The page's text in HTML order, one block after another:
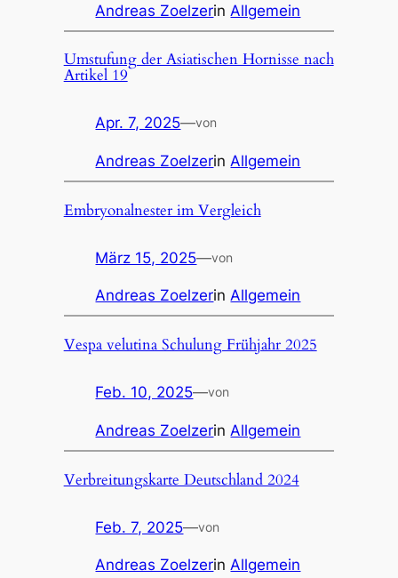
Andreas Zoelzerin Allgemein
Umstufung der Asiatischen Hornisse nach
Artikel 19
Apr. 7, 2025—von
Andreas ZoelzerinAllgemein
Embryonalnester im Vergleich
März 15, 2025—von
Andreas ZoelzerinAllgemein
Vespa velutina Schulung Frühjahr 2025
Feb. 10, 2025—von
Andreas Zoelzerin Allgemein
Verbreitungskarte Deutschland 2024
Feb. 7, 2025—von
Andreas ZoelzerinAllgemein